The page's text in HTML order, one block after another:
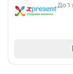
До 1